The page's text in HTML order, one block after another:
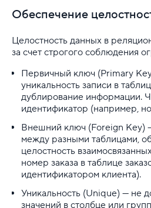
Обеспечение
Целостность данных в
за счет строгого соблюдения
Первичный ключ (Primary
уникальность записи в
дублирование информации.
идентификатор (например,
Внешний ключ (Foreign Key)
между разными таблицами,
целостность
номер заказа в таблице
идентификатором клиента).
Уникальность (Unique) — не
значений в столбце или